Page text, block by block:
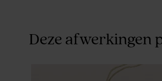
Deze afwerkingen